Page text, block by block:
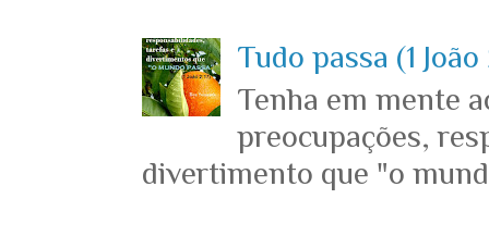
Tudo passa (1 João
Tenha em mente
preocupações,
divertimento que "o